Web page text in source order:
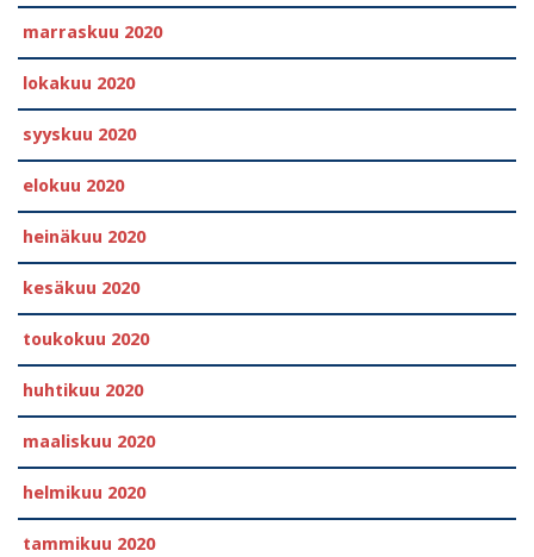
marraskuu 2020
lokakuu 2020
syyskuu 2020
elokuu 2020
heinäkuu 2020
kesäkuu 2020
toukokuu 2020
huhtikuu 2020
maaliskuu 2020
helmikuu 2020
tammikuu 2020